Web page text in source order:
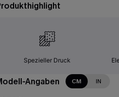
Spezieller Druck
Angaben CM IN